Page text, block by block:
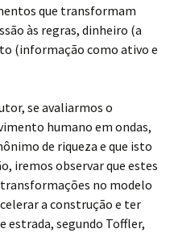
que transformam
às regras, dinheiro (a
(informação como ativo e
se avaliarmos o
humano em ondas,
de riqueza e que isto
iremos observar que estes
no modelo
a construção e ter
estrada, segundo Toffler,